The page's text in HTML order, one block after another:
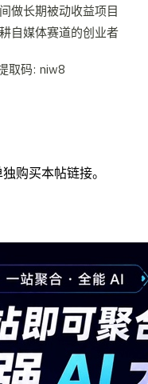
做长期被动收益项目
自媒体赛道的创业者
取码: niw8
购买本帖链接。